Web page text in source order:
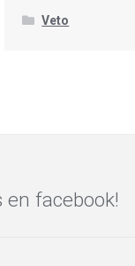
Veto
en facebook!